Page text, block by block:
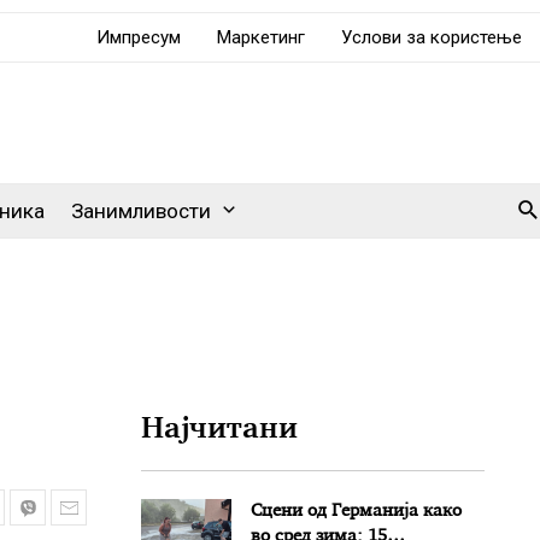
Импресум Маркетинг Услови за користење
Занимливости
Најчитани
Сцени од Германија како
во сред зима: 15